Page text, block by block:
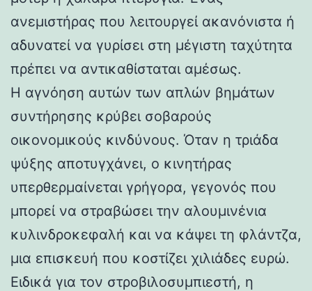
ανεμιστήρας που λειτουργεί ακανόνιστα ή
αδυνατεί να γυρίσει στη μέγιστη ταχύτητα
πρέπει να αντικαθίσταται αμέσως.
Η αγνόηση αυτών των απλών βημάτων
συντήρησης κρύβει σοβαρούς
οικονομικούς κινδύνους. Όταν η τριάδα
ψύξης αποτυγχάνει, ο κινητήρας
υπερθερμαίνεται γρήγορα, γεγονός που
μπορεί να στραβώσει την αλουμινένια
κυλινδροκεφαλή και να κάψει τη φλάντζα,
μια επισκευή που κοστίζει χιλιάδες ευρώ.
Ειδικά για τον στροβιλοσυμπιεστή, η